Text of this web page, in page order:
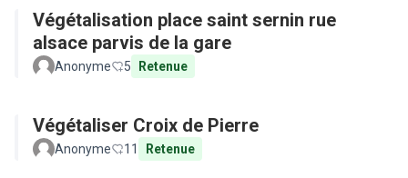
Végétalisation place saint sernin rue
alsace parvis de la gare
Anonyme 5 Retenue
Végétaliser Croix de Pierre
Anonyme 11 Retenue